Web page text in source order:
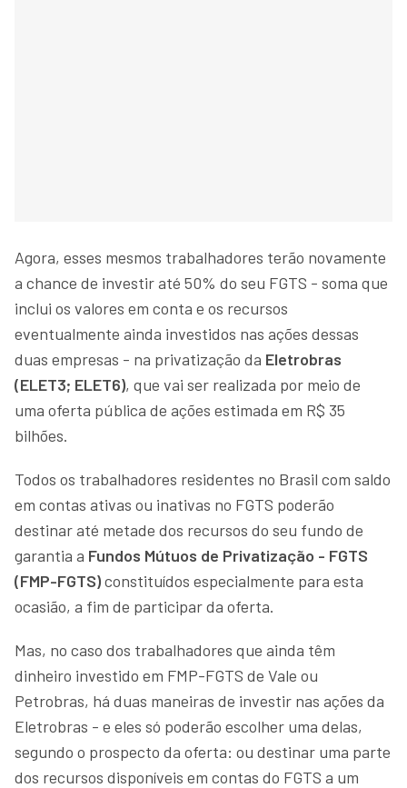
Agora, esses mesmos trabalhadores terão novamente
a chance de investir até 50% do seu FGTS - soma que
inclui os valores em conta e os recursos
eventualmente ainda investidos nas ações dessas
duas empresas - na privatização da Eletrobras
(ELET3; ELET6), que vai ser realizada por meio de
uma oferta pública de ações estimada em R$ 35
bilhões.
Todos os trabalhadores residentes no Brasil com saldo
em contas ativas ou inativas no FGTS poderão
destinar até metade dos recursos do seu fundo de
garantia a Fundos Mútuos de Privatização - FGTS
(FMP-FGTS)constituídos especialmente para esta
ocasião, a fim de participar da oferta.
Mas, no caso dos trabalhadores que ainda têm
dinheiro investido em FMP-FGTS de Vale ou
Petrobras, há duas maneiras de investir nas ações da
Eletrobras - e eles só poderão escolher uma delas,
segundo o prospecto da oferta: ou destinar uma parte
dos recursos disponíveis em contas do FGTS a um